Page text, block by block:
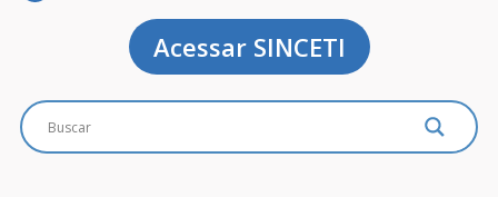
Acessar SINCETI